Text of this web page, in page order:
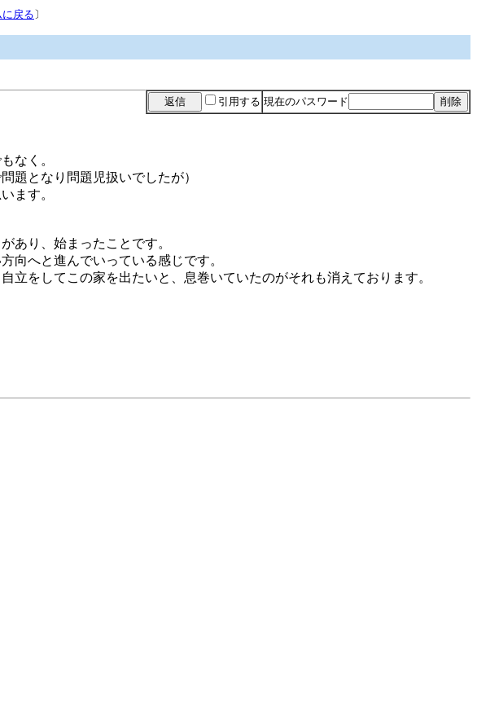
戻る〕
引用する 現在のパスワード
なく。
題となり問題児扱いでしたが）
ます。
あり、始まったことです。
向へと進んでいっている感じです。
をしてこの家を出たいと、息巻いていたのがそれも消えております。